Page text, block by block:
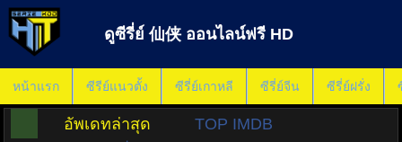
ดูซีรี่ย์ 仙侠 ออนไลน์ฟรี HD
หน้าแรก ซีรีย์แนวตั้ง ซีรี่ย์เกาหลี ซีรี่ย์จีน ซีรี่ย์ฝรั่ง
อัพเดทล่าสุด
TOP IMDB